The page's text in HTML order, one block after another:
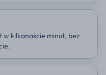
kilkanaście minut, bez